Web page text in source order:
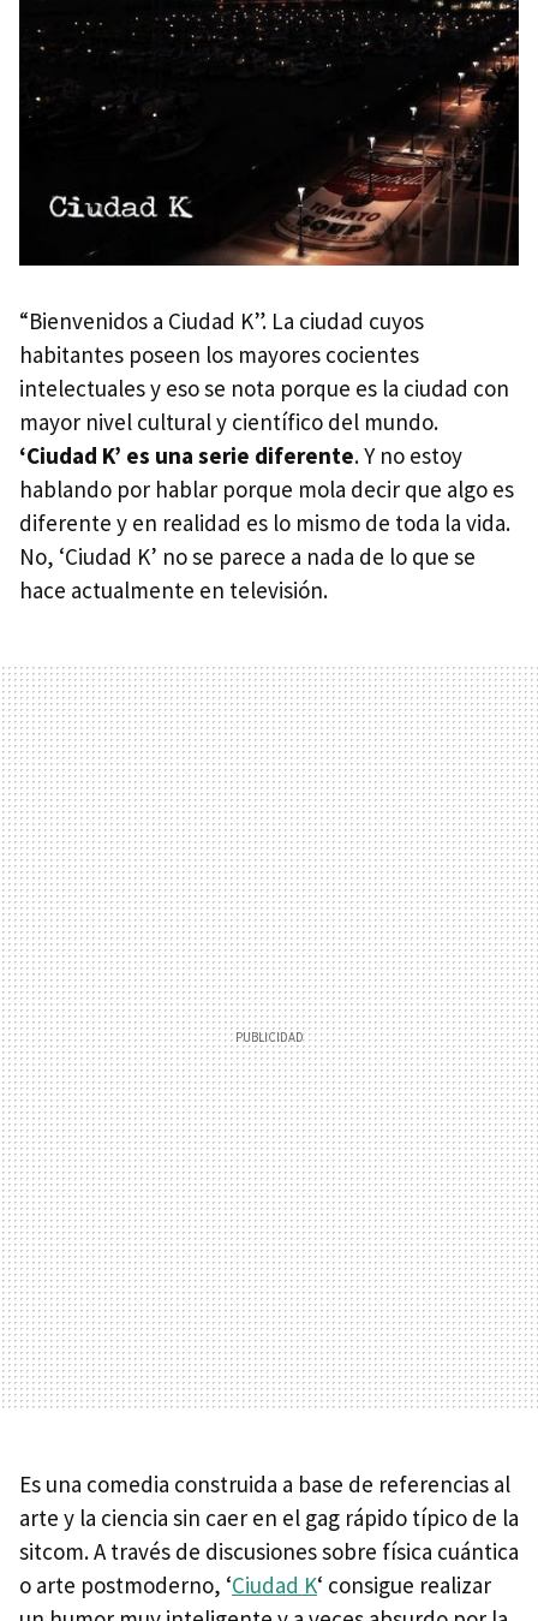
“Bienvenidos a Ciudad K”. La ciudad cuyos
habitantes poseen los mayores cocientes
intelectuales y eso se nota porque es la ciudad con
mayor nivel cultural y científico del mundo.
‘Ciudad K’ es una serie diferente. Y no estoy
hablando por hablar porque mola decir que algo es
diferente y en realidad es lo mismo de toda la vida.
No, ‘Ciudad K’ no se parece a nada de lo que se
hace actualmente en televisión.
Es una comedia construida a base de referencias al
arte y la ciencia sin caer en el gag rápido típico de la
sitcom. A través de discusiones sobre física cuántica
o arte postmoderno, ‘Ciudad K‘ consigue realizar